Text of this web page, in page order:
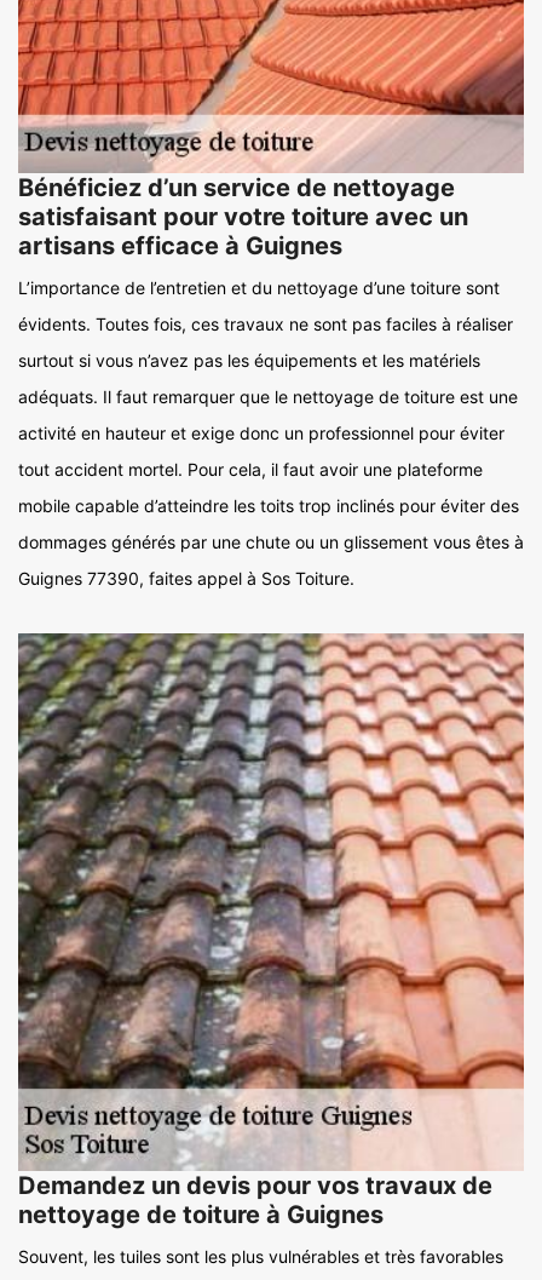
Bénéficiez d’un service de nettoyage
satisfaisant pour votre toiture avec un
artisans efficace à Guignes
L’importance de l’entretien et du nettoyage d’une toiture sont
évidents. Toutes fois, ces travaux ne sont pas faciles à réaliser
surtout si vous n’avez pas les équipements et les matériels
adéquats. Il faut remarquer que le nettoyage de toiture est une
activité en hauteur et exige donc un professionnel pour éviter
tout accident mortel. Pour cela, il faut avoir une plateforme
mobile capable d’atteindre les toits trop inclinés pour éviter des
dommages générés par une chute ou un glissement vous êtes à
Guignes 77390, faites appel à Sos Toiture.
Demandez un devis pour vos travaux de
nettoyage de toiture à Guignes
Souvent, les tuiles sont les plus vulnérables et très favorables